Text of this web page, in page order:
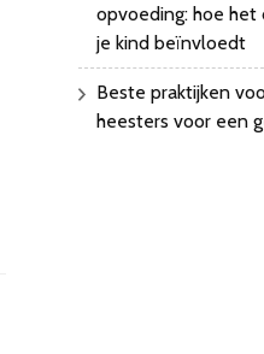
opvoeding: hoe
je kind beïnvloedt
Beste praktijken
heesters voor een